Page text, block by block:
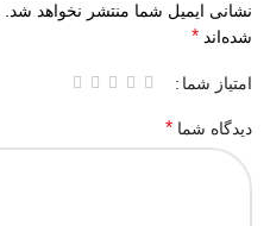
نشانی ایمیل شما منتشر نخواهد شد.
شده‌اند *
امتیاز شما
دیدگاه شما *